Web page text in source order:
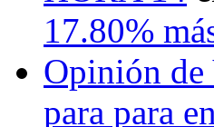
17.80%
Opinión de
para para